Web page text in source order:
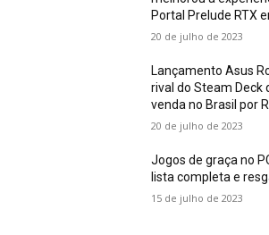
Portal Prelude RTX
20 de julho de 2023
Lançamento Asus
rival do Steam Deck
venda no Brasil por
20 de julho de 2023
Jogos de graça no
lista completa e
15 de julho de 2023